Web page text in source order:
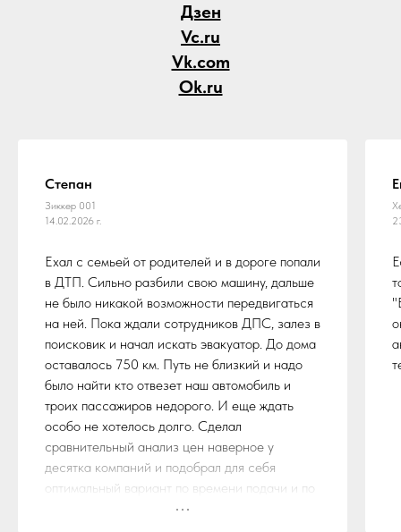
Дзен
Vc.ru
Vk.com
Ok.ru
Степан
Зиккер 001
14.02.2026 г.
Ехал с семьей от родителей и в дороге попали
в ДТП. Сильно разбили свою машину, дальше
не было никакой возможности передвигаться
на ней. Пока ждали сотрудников ДПС, залез в
поисковик и начал искать эвакуатор. До дома
оставалось 750 км. Путь не близкий и надо
было найти кто отвезет наш автомобиль и
троих пассажиров недорого. И еще ждать
особо не хотелось долго. Сделал
сравнительный анализ цен наверное у
десятка компаний и подобрал для себя
оптимальный вариант по времени подачи и по
стоимости. Остановился на службе эвакуации